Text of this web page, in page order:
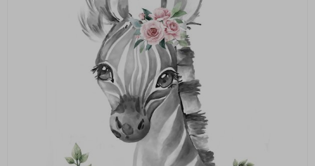
Poster - Klassische Autos
Special
Price
9,00 €